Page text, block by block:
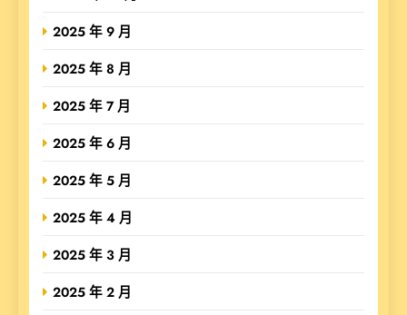
2025 年 9 月
2025 年 8 月
2025 年 7 月
2025 年 6 月
2025 年 5 月
2025 年 4 月
2025 年 3 月
2025 年 2 月